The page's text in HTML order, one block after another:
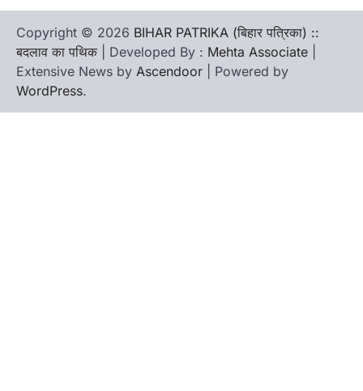
Copyright © 2026 BIHAR PATRIKA (बिहार पत्रिका) ::
बदलाव का पथिक | Developed By : Mehta Associate
Extensive News by Ascendoor | Powered by
WordPress.